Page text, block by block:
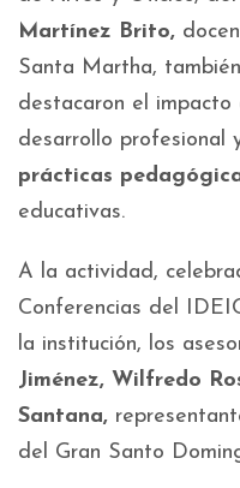
Martínez Brito,
Santa Martha,
destacaron el impacto
desarrollo profesional
prácticas
educativas.
A la actividad,
Conferencias del
la institución, los
Jiménez, Wilfredo
Santana,
del Gran Santo